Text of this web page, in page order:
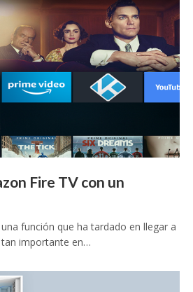
Fire TV con un
función que ha tardado en llegar a
tan importante en…